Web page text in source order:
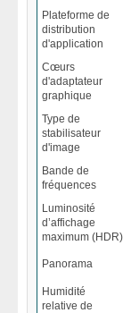
Plateforme de
distribution
d'application
Cœurs
d'adaptateur
graphique
Type de
stabilisateur
d'image
Bande de
fréquences
Luminosité
d’affichage
maximum (HDR)
Panorama
Humidité
relative de